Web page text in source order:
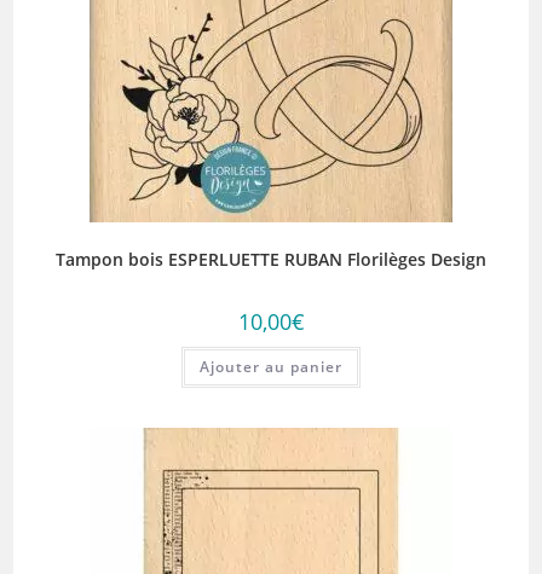
Tampon bois ESPERLUETTE RUBAN Florilèges Design
10,00€
Ajouter au panier